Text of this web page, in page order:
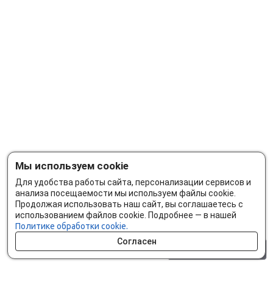
Мы используем cookie
Для удобства работы сайта, персонализации сервисов и
анализа посещаемости мы используем файлы cookie.
Продолжая использовать наш сайт, вы соглашаетесь с
использованием файлов cookie. Подробнее — в нашей
Политике обработки cookie.
Согласен